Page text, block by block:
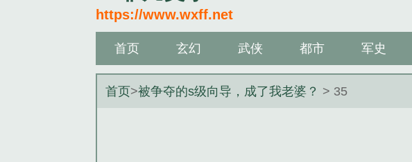
https://www.wxff.net
首页 玄幻 武侠 都市 军史
首页>被争夺的s级向导，成了我老婆？ > 35